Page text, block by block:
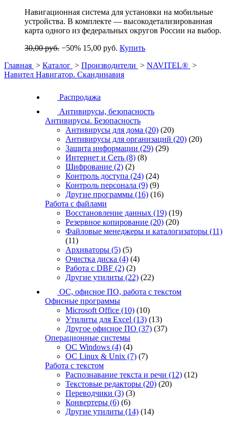
Навигационная система для установки на мобильные
устройства. В комплекте — высокодетализированная
карта одного из федеральных округов России на выбор.
30,00 руб. −50% 15,00 руб. Купить
Главная > Каталог > Производители > NAVITEL® >
Навител Навигатор. Скандинавия
Распродажа
Антивирусы, безопасность
Антивирусы. Безопасность
Антивирусы для дома (20) (20)
Антивирусы для организаций (20) (20)
Защита информации (29) (29)
Интернет и Сеть (8) (8)
Шифрование (2) (2)
Контроль доступа (24) (24)
Контроль персонала (9) (9)
Другие программы (16) (16)
Работа с файлами
Восстановление данных (19) (19)
Резервное копирование (20) (20)
Файловые менеджеры и каталогизаторы (11)
(11)
Архиваторы (5) (5)
Очистка диска (4) (4)
Работа с DBF (2) (2)
Другие утилиты (22) (22)
ОС, офисное ПО, работа с текстом
Офисные программы
Microsoft Office (10) (10)
Утилиты для Excel (13) (13)
Другое офисное ПО (37) (37)
Операционные системы
ОС Windows (4) (4)
ОС Linux & Unix (7) (7)
Работа с текстом
Распознавание текста и речи (12) (12)
Текстовые редакторы (20) (20)
Переводчики (3) (3)
Конвертеры (6) (6)
Другие утилиты (14) (14)